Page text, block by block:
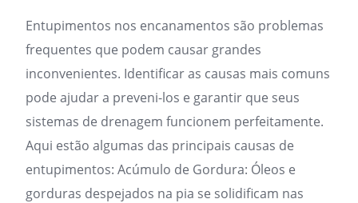
Entupimentos nos encanamentos são problemas
frequentes que podem causar grandes
inconvenientes. Identificar as causas mais comuns
pode ajudar a preveni-los e garantir que seus
sistemas de drenagem funcionem perfeitamente.
Aqui estão algumas das principais causas de
entupimentos: Acúmulo de Gordura: Óleos e
gorduras despejados na pia se solidificam nas